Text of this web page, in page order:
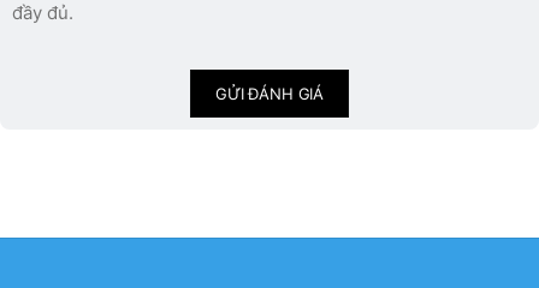
đầy đủ.
GỬI ĐÁNH GIÁ